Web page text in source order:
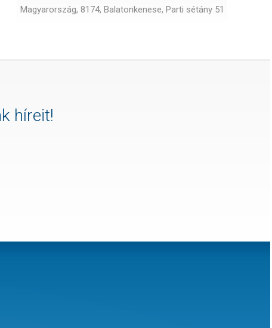
Magyarország, 8174, Balatonkenese, Parti sétány 51
híreit!